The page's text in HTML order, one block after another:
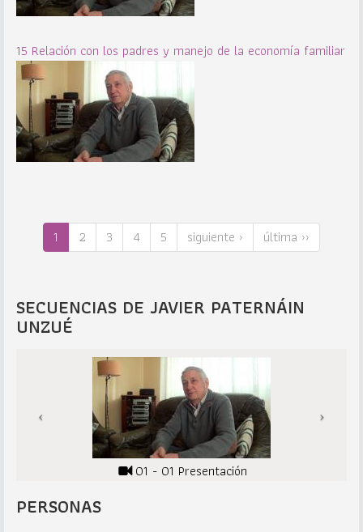
15 Relación con los padres y manejo de la economía familiar
1 2 3 4 5 siguiente › última ››
SECUENCIAS DE JAVIER PATERNÁIN
UNZUÉ
01 - 01 Presentación
PERSONAS